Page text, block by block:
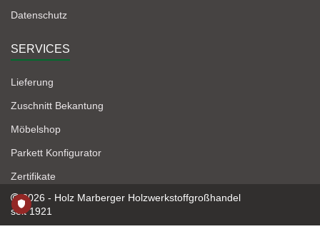
Datenschutz
SERVICES
Lieferung
Zuschnitt Bekantung
Möbelshop
Parkett Konfigurator
Zertifikate
2026 - Holz Marberger Holzwerkstoffgroßhandel
seit 1921